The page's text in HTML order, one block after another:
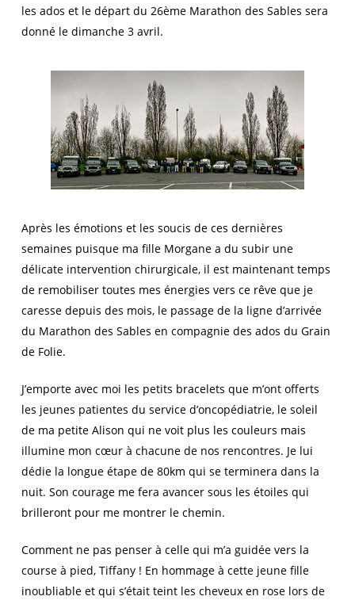
les ados et le départ du 26ème Marathon des Sables sera
donné le dimanche 3 avril.
Après les émotions et les soucis de ces dernières
semaines puisque ma fille Morgane a du subir une
délicate intervention chirurgicale, il est maintenant temps
de remobiliser toutes mes énergies vers ce rêve que je
caresse depuis des mois, le passage de la ligne d’arrivée
du Marathon des Sables en compagnie des ados du Grain
de Folie.
J’emporte avec moi les petits bracelets que m’ont offerts
les jeunes patientes du service d’oncopédiatrie, le soleil
de ma petite Alison qui ne voit plus les couleurs mais
illumine mon cœur à chacune de nos rencontres. Je lui
dédie la longue étape de 80km qui se terminera dans la
nuit. Son courage me fera avancer sous les étoiles qui
brilleront pour me montrer le chemin.
Comment ne pas penser à celle qui m’a guidée vers la
course à pied, Tiffany ! En hommage à cette jeune fille
inoubliable et qui s’était teint les cheveux en rose lors de